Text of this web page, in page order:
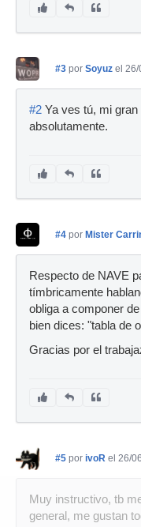
#3 por Soyuz el 26/
#2 Ya ves tú, mi gran
absolutamente.
#4 por Mister
Respecto de NAVE
tímbricamente
obliga a componer
bien dices: "tabla de
Gracias por el
#5 por ivoR el 26/
Muy instructivo, tb
general, me gustan